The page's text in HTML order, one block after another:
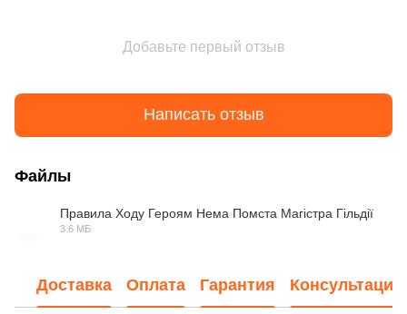
Добавьте первый отзыв
Написать отзыв
Файлы
Правила Ходу Героям Нема Помста Магістра Гільдії
3.6 МБ
Доставка Оплата Гарантия Консультация